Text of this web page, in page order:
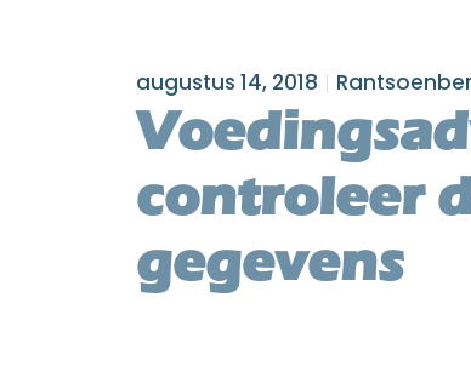
augustus 14, 2018
controleer
gegevens